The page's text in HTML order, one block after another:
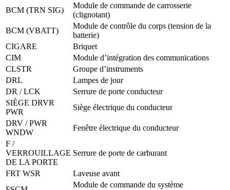
BCM (TRN SIG)
Module de commande de carrosserie
(clignotant)
BCM (VBATT)
Module de contrôle du corps (tension de la
batterie)
CIGARE
Briquet
CIM
Module d’intégration des communications
CLSTR
Groupe d’instruments
DRL
Lampes de jour
DR / LCK
Serrure de porte conducteur
SIÈGE DRVR
PWR
Siège électrique du conducteur
DRV / PWR
WNDW
Fenêtre électrique du conducteur
F /
VERROUILLAGE
DE LA PORTE
Serrure de porte de carburant
FRT WSR
Laveuse avant
Module de commande du système